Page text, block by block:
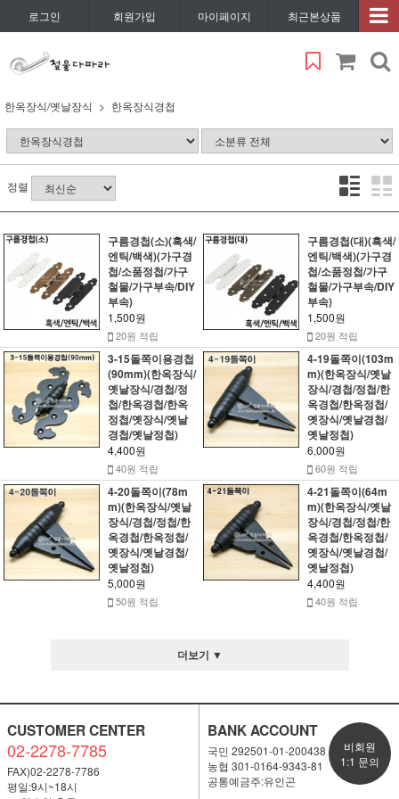
로그인 회원가입 마이페이지 최근본상품
한옥장식/옛날장식 한옥장식경첩
정렬
구름경첩(소)(흑색/
엔틱/백색)(가구경
첩/소품정첩/가구
철물/가구부속/DIY
부속)
1,500원
20원 적립
구름경첩(대)(흑색/
엔틱/백색)(가구경
첩/소품정첩/가구
철물/가구부속/DIY
부속)
1,500원
20원 적립
3-15돌쪽이용경첩
(90mm)(한옥장식/
옛날장식/경첩/정
첩/한옥경첩/한옥
정첩/옛장식/옛날
경첩/옛날정첩)
4,400원
40원 적립
4-19돌쪽이(103m
m)(한옥장식/옛날
장식/경첩/정첩/한
옥경첩/한옥정첩/
옛장식/옛날경첩/
옛날정첩)
6,000원
60원 적립
4-20돌쪽이(78m
m)(한옥장식/옛날
장식/경첩/정첩/한
옥경첩/한옥정첩/
옛장식/옛날경첩/
옛날정첩)
5,000원
50원 적립
4-21돌쪽이(64m
m)(한옥장식/옛날
장식/경첩/정첩/한
옥경첩/한옥정첩/
옛장식/옛날경첩/
옛날정첩)
4,400원
40원 적립
더보기 ▼
CUSTOMER CENTER
02-2278-7785
FAX)02-2278-7786
평일:9시~18시
BANK ACCOUNT
국민 292501-01-200438
농협 301-0164-9343-81
공통예금주:유인곤
비회원
1:1 문의